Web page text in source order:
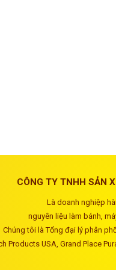
CÔNG TY TNHH SẢN
Là doanh nghiệp
nguyên liệu làm bánh,
Chúng tôi là Tổng đại lý phân
Products USA, Grand Place